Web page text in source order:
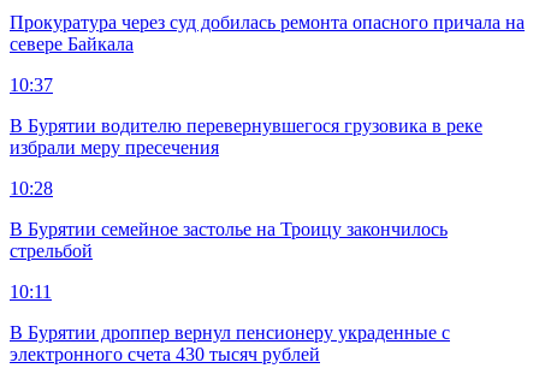
Прокуратура через суд добилась ремонта опасного причала на
севере Байкала
10:37
В Бурятии водителю перевернувшегося грузовика в реке
избрали меру пресечения
10:28
В Бурятии семейное застолье на Троицу закончилось
стрельбой
10:11
В Бурятии дроппер вернул пенсионеру украденные с
электронного счета 430 тысяч рублей